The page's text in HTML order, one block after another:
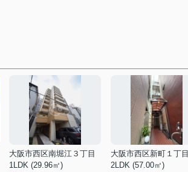
大阪市西区南堀江３丁目
1LDK (29.96㎡)
大阪市西区新町１丁目
2LDK (57.00㎡)